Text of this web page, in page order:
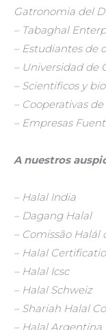
Gatronomia del
– Tabaghal
– Estudiantes de
– Universidad de
– Scientificos y
– Cooperativas
– Empresas
A nuestros
– Halal India
– Dagang Halal
– Comissão
– Halal
– Halal Icsc
– Halal Schweiz
– Shariah Halal
– Halal